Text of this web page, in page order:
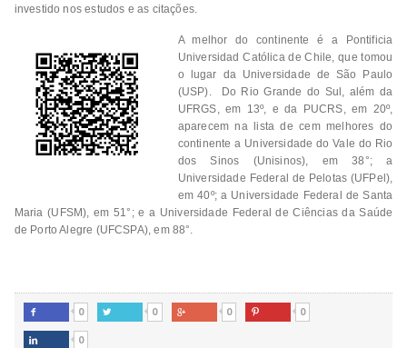
investido nos estudos e as citações.
A melhor do continente é a Pontificia
Universidad Católica de Chile, que tomou
o lugar da Universidade de São Paulo
(USP). Do Rio Grande do Sul, além da
UFRGS, em 13º, e da PUCRS, em 20º,
aparecem na lista de cem melhores do
continente a Universidade do Vale do Rio
dos Sinos (Unisinos), em 38°; a
Universidade Federal de Pelotas (UFPel),
em 40º; a Universidade Federal de Santa
Maria (UFSM), em 51°; e a Universidade Federal de Ciências da Saúde
de Porto Alegre (UFCSPA), em 88°.
 0  0  0  0
 0